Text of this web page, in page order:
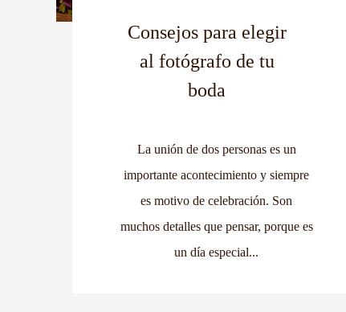
Consejos para elegir
al fotógrafo de tu
boda
La unión de dos personas es un
importante acontecimiento y siempre
es motivo de celebración. Son
muchos detalles que pensar, porque es
un día especial...